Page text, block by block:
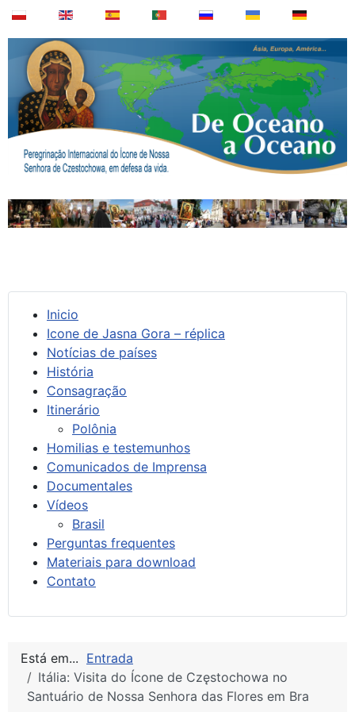
Inicio
Icone de Jasna Gora – réplica
Notícias de países
História
Consagração
Itinerário
Polônia
Homilias e testemunhos
Comunicados de Imprensa
Documentales
Vídeos
Brasil
Perguntas frequentes
Materiais para download
Contato
Está em... Entrada
Itália: Visita do Ícone de Częstochowa no
Santuário de Nossa Senhora das Flores em Bra